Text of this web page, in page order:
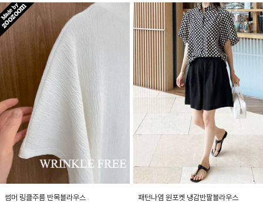
다.
썸머 링클주름 반목블라우스 패턴나염 원포켓 냉감반팔블라우스